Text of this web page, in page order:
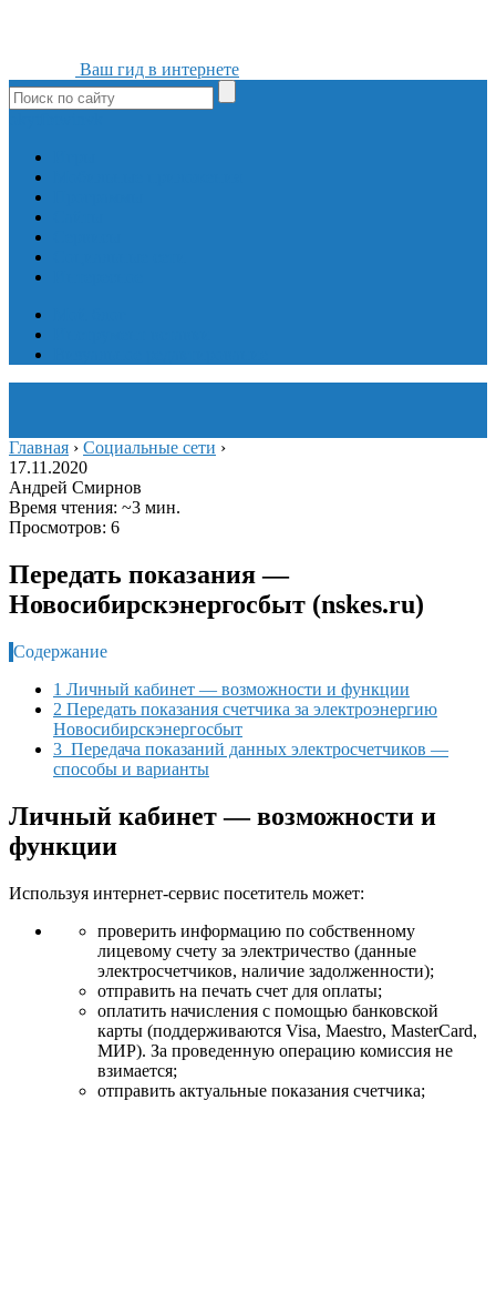
Ваш гид в интернете
Главная › Социальные сети ›
17.11.2020
Андрей Смирнов
Время чтения: ~3 мин.
Просмотров: 6
Передать показания —
Новосибирскэнергосбыт (nskes.ru)
Содержание
1 Личный кабинет — возможности и функции
2 Передать показания счетчика за электроэнергию
Новосибирскэнергосбыт
3 Передача показаний данных электросчетчиков —
способы и варианты
Личный кабинет — возможности и
функции
Используя интернет-сервис посетитель может:
проверить информацию по собственному
лицевому счету за электричество (данные
электросчетчиков, наличие задолженности);
отправить на печать счет для оплаты;
оплатить начисления с помощью банковской
карты (поддерживаются Visa, Maestro, MasterCard,
МИР). За проведенную операцию комиссия не
взимается;
отправить актуальные показания счетчика;